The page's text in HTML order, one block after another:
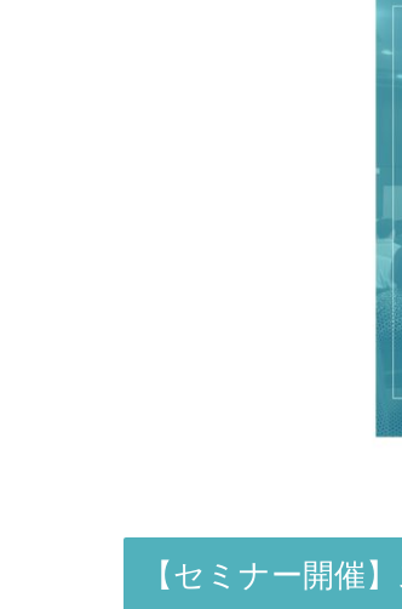
【セミナー開催